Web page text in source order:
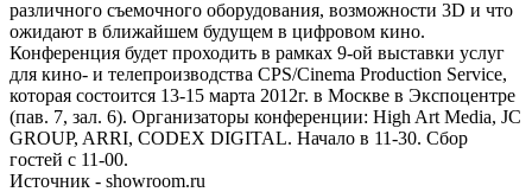
различного съемочного оборудования, возможности 3D и что
ожидают в ближайшем будущем в цифровом кино.
Конференция будет проходить в рамках 9-ой выставки услуг
для кино- и телепроизводства СPS/Cinema Production Service,
которая состоится 13-15 марта 2012г. в Москве в Экспоцентре
(пав. 7, зал. 6). Организаторы конференции: High Art Media, JC
GROUP, ARRI, CODEX DIGITAL. Начало в 11-30. Сбор
гостей с 11-00.
Источник - showroom.ru